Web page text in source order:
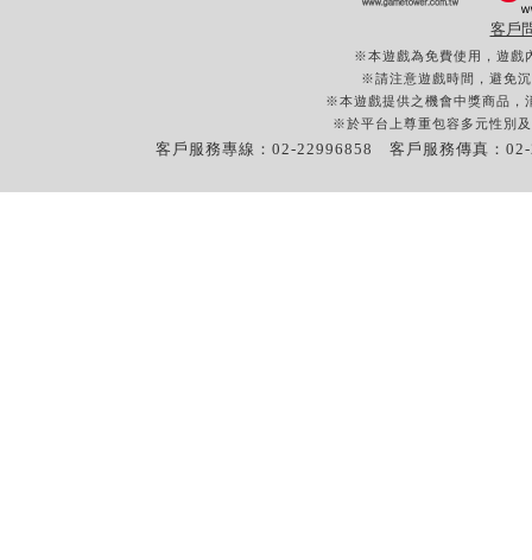
客戶
※本遊戲為免費使用，遊戲
※請注意遊戲時間，避免
※本遊戲提供之機會中獎商品，
※於平台上尊重包容多元性別
客戶服務專線：02-22996858 客戶服務傳真：